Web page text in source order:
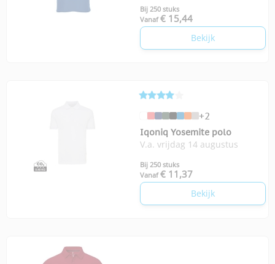
Bij 250 stuks
Vanaf € 15,44
Bekijk
+2
Iqoniq Yosemite polo
V.a. vrijdag 14 augustus
Bij 250 stuks
Vanaf € 11,37
Bekijk